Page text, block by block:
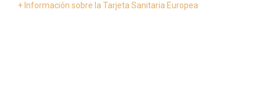
+ Información sobre la Tarjeta Sanitaria Europea